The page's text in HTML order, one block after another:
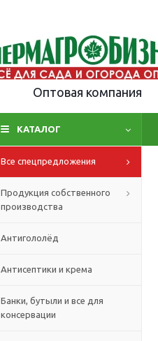
Оптовая компания
КАТАЛОГ
Все спецпредложения
Продукция собственного
производства
Антигололёд
Антисептики и крема
Банки, бутыли и все для
консервации